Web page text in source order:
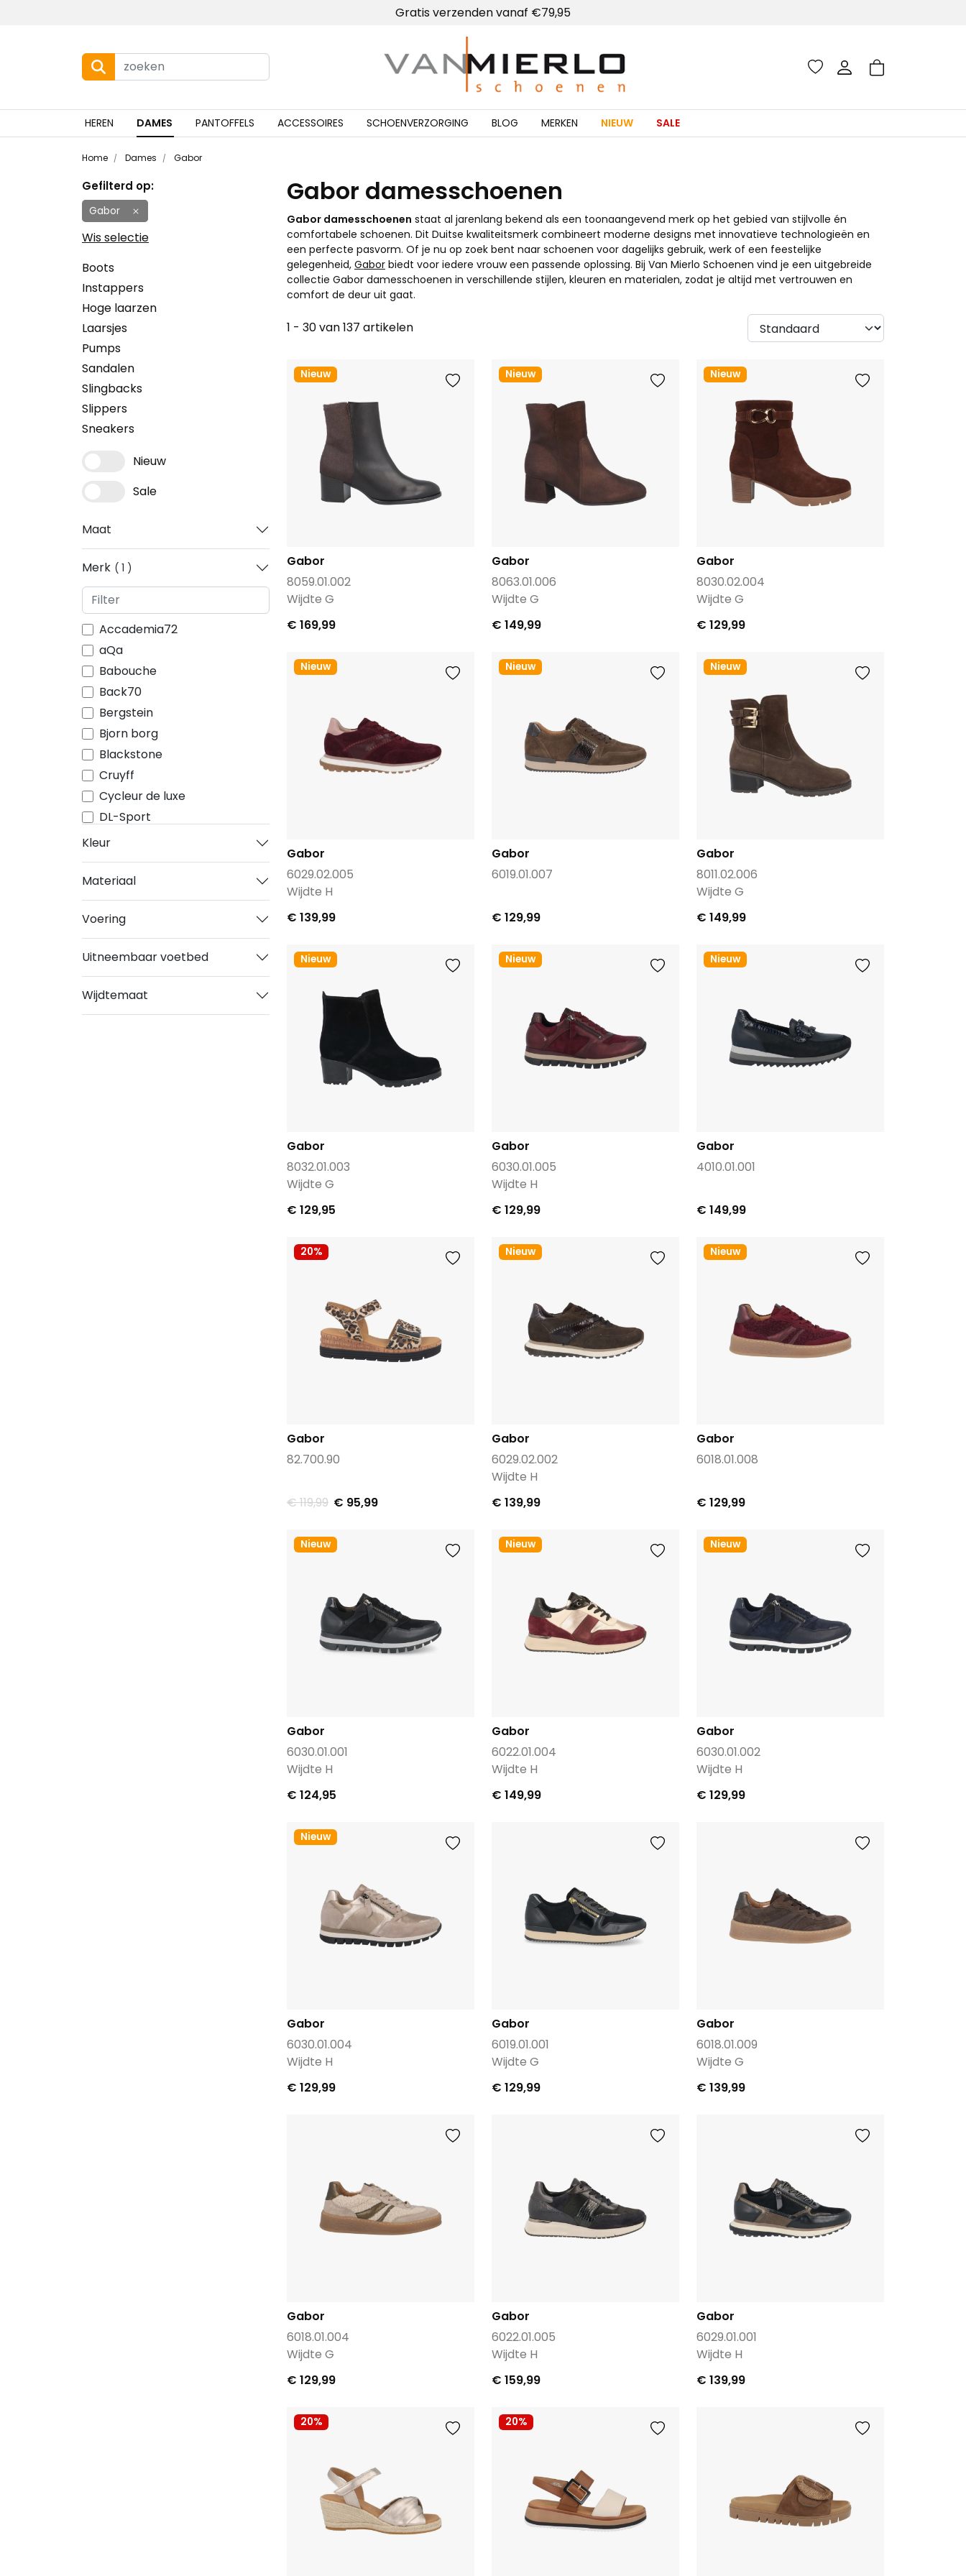
Lokale winkel met schoenmakerij
HEREN DAMES PANTOFFELS ACCESSOIRES SCHOENVERZORGING BLOG MERKEN NIEUW SALE
Home Dames Gabor
Gefilterd op:
Gabor
Wis selectie
Boots
Instappers
Hoge laarzen
Laarsjes
Pumps
Sandalen
Slingbacks
Slippers
Sneakers
Nieuw
Sale
Maat
Merk 1
Accademia72
aQa
Babouche
Back70
Bergstein
Bjorn borg
Blackstone
Cruyff
Cycleur de luxe
DL-Sport
Dr.Martens
Durea
DWRS
FitFlop™
Floris van Bommel
Footnotes
Freeflex
Gabor
Kleur
Materiaal
Voering
Uitneembaar voetbed
Wijdtemaat
Gabor damesschoenen
Gabor damesschoenen staat al jarenlang bekend als een toonaangevend merk op het gebied van stijlvolle én
comfortabele schoenen. Dit Duitse kwaliteitsmerk combineert moderne designs met innovatieve technologieën en
een perfecte pasvorm. Of je nu op zoek bent naar schoenen voor dagelijks gebruik, werk of een feestelijke
gelegenheid, Gabor biedt voor iedere vrouw een passende oplossing. Bij Van Mierlo Schoenen vind je een uitgebreide
collectie Gabor damesschoenen in verschillende stijlen, kleuren en materialen, zodat je altijd met vertrouwen en
comfort de deur uit gaat.
1 - 30 van 137 artikelen
Nieuw
Gabor
8059.01.002
Wijdte G
€ 169,99
Nieuw
Gabor
8063.01.006
Wijdte G
€ 149,99
Nieuw
Gabor
8030.02.004
Wijdte G
€ 129,99
Nieuw
Gabor
6029.02.005
Wijdte H
€ 139,99
Nieuw
Gabor
6019.01.007
€ 129,99
Nieuw
Gabor
8011.02.006
Wijdte G
€ 149,99
Nieuw
Gabor
8032.01.003
Wijdte G
€ 129,95
Nieuw
Gabor
6030.01.005
Wijdte H
€ 129,99
Nieuw
Gabor
4010.01.001
€ 149,99
20%
Gabor
82.700.90
€ 119,99 € 95,99
Nieuw
Gabor
6029.02.002
Wijdte H
€ 139,99
Nieuw
Gabor
6018.01.008
€ 129,99
Nieuw
Gabor
6030.01.001
Wijdte H
€ 124,95
Nieuw
Gabor
6022.01.004
Wijdte H
€ 149,99
Nieuw
Gabor
6030.01.002
Wijdte H
€ 129,99
Nieuw
Gabor
6030.01.004
Wijdte H
€ 129,99
Gabor
6019.01.001
Wijdte G
€ 129,99
Gabor
6018.01.009
Wijdte G
€ 139,99
Gabor
6018.01.004
Wijdte G
€ 129,99
Gabor
6022.01.005
Wijdte H
€ 159,99
Gabor
6029.01.001
Wijdte H
€ 139,99
20% 20%